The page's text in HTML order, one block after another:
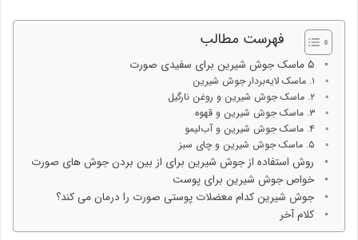
فهرست مطالب
۵ ماسک جوش شیرین برای سفیدی صورت
۱. ماسک لایه‌بردار جوش شیرین
۲. ماسک جوش شیرین و روغن نارگیل
۳. ماسک جوش شیرین و قهوه
۴. ماسک جوش شیرین و آب‌لیمو
۵. ماسک جوش شیرین و چای سبز
روش استفاده از جوش شیرین برای از بین بردن جوش های صورت
خواص جوش شیرین برای پوست
جوش شیرین کدام معضلات پوستی صورت را درمان می کند؟
کلام آخر